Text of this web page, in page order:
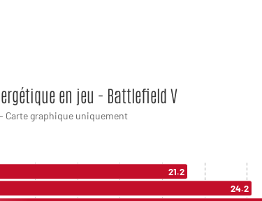
en jeu - Battlefield V
Carte graphique uniquement
21.2
24.2